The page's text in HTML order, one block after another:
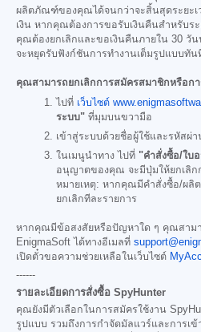
ผลิตภัณฑ์ของคุณได้จนกว่าจะสิ้นสุดระยะเ
เงิน หากคุณต้องการขอรับเงินคืนสำหรับร
คุณต้องยกเลิกและขอเงินคืนภายใน 30 วั
จะหยุดรับฟังก์ชันการทำงานเต็มรูปแบบทัน
คุณสามารถยกเลิกการสมัครสมาชิกหรือก
ไปที่ เว็บไซต์
ระบบ" ที่มุมบนขวามือ
เข้าสู่ระบบด้วยชื่อผู้ใช้และรหัสผ่
ในเมนูนำทาง ไปที่ "คำสั่งซื้อ/ใบ
อนุญาตของคุณ จะมีปุ่มให้ยกเลิก
หมายเหตุ: หากคุณมีคำสั่งซื้อ/ผ
ยกเลิกทีละรายการ
หากคุณมีข้อสงสัยหรือปัญหาใด ๆ คุณสาม
EnigmaSoft ได้ทางอีเมลที่
เปิดตั๋วขอความช่วยเหลือในเว็บไซต์
------
รายละเอียดการสั่งซื้อ SpyHunter
คุณยังมีตัวเลือกในการสมัครใช้งาน
รูปแบบ รวมถึงการกำจัดมัลแวร์และการเ